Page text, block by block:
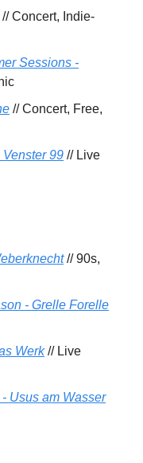
// Concert, Indie-
Sessions -
// Concert, Free,
99 // Live
// 90s,
- Grelle Forelle
Werk// Live
Usus am Wasser